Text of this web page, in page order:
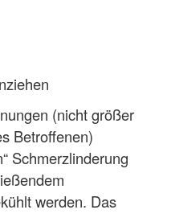
(nicht größer
Betroffenen)
Schmerzlinderung
werden. Das